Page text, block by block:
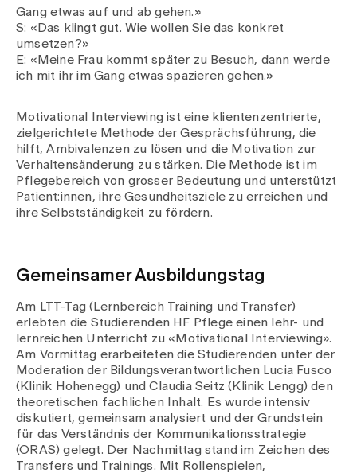
Aktuelles
Jobs & Karriere
Kontakt
Babygalerie
Blog
Medien
Publikationen
Gang etwas auf und ab gehen.»
S: «Das klingt gut. Wie wollen Sie das konkret
umsetzen?»
E: «Meine Frau kommt später zu Besuch, dann werde
ich mit ihr im Gang etwas spazieren gehen.»
Motivational Interviewing ist eine klientenzentrierte,
zielgerichtete Methode der Gesprächsführung, die
hilft, Ambivalenzen zu lösen und die Motivation zur
Verhaltensänderung zu stärken. Die Methode ist im
Pflegebereich von grosser Bedeutung und unterstützt
Patient:innen, ihre Gesundheitsziele zu erreichen und
ihre Selbstständigkeit zu fördern.
Gemeinsamer Ausbildungstag
Am LTT-Tag (Lernbereich Training und Transfer)
erlebten die Studierenden HF Pflege einen lehr- und
lernreichen Unterricht zu «Motivational Interviewing».
Am Vormittag erarbeiteten die Studierenden unter der
Moderation der Bildungsverantwortlichen Lucia Fusco
(Klinik Hohenegg) und Claudia Seitz (Klinik Lengg) den
theoretischen fachlichen Inhalt. Es wurde intensiv
diskutiert, gemeinsam analysiert und der Grundstein
für das Verständnis der Kommunikationsstrategie
(ORAS) gelegt. Der Nachmittag stand im Zeichen des
Transfers und Trainings. Mit Rollenspielen,